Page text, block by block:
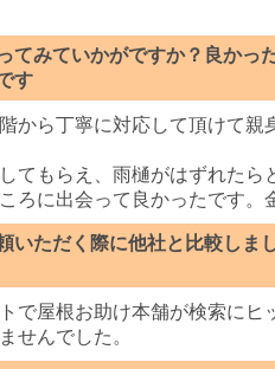
てみていかがですか？良かっ
す
から丁寧に対応して頂けて
てもらえ、雨樋がはずれたら
ろに出会って良かったです。
いただく際に他社と比較しま
で屋根お助け本舗が検索に
せんでした。